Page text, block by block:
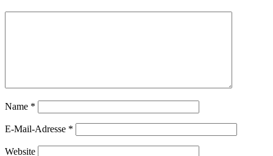
Name *
E-Mail-Adresse *
Website